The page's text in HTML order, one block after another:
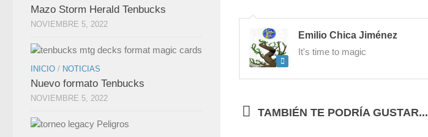
Emilio Chica Jiménez
It's time to magic
TAMBIÉN TE PODRÍA GUSTAR...
Mazo Storm Herald Tenbucks
NOVIEMBRE 5, 2022
INICIO / NOTICIAS
Nuevo formato Tenbucks
NOVIEMBRE 5, 2022